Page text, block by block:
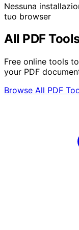
Nessuna
tuo browser
All PDF
Free online tools
your PDF
Browse All PDF